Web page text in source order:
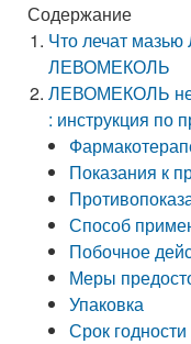
Содержание
Что лечат
ЛЕВОМЕКОЛЬ
ЛЕВОМЕКОЛЬ
: инструкция по
Показания к
Способ
Побочное
Меры
Упаковка
Срок годности